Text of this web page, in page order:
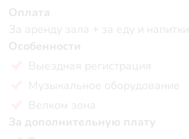
Оплата
За аренду зала + за еду и напитки
Особенности
Выездная регистрация
Музыкальное оборудование
Велком зона
За дополнительную плату